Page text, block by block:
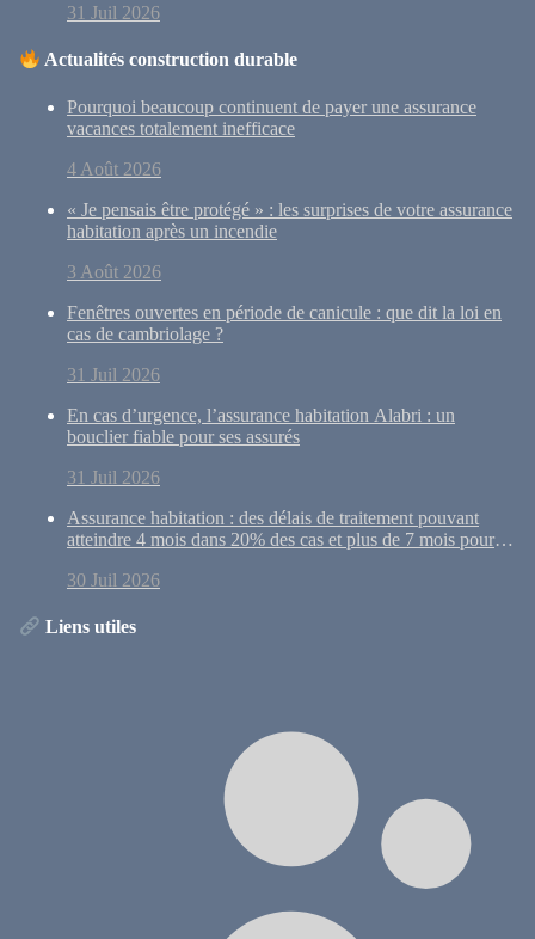
31 Juil 2026
Actualités construction durable
Pourquoi beaucoup continuent de payer une assurance
vacances totalement inefficace
4 Août 2026
« Je pensais être protégé » : les surprises de votre assurance
habitation après un incendie
3 Août 2026
Fenêtres ouvertes en période de canicule : que dit la loi en
cas de cambriolage ?
31 Juil 2026
En cas d’urgence, l’assurance habitation Alabri : un
bouclier fiable pour ses assurés
31 Juil 2026
Assurance habitation : des délais de traitement pouvant
atteindre 4 mois dans 20% des cas et plus de 7 mois pour
30 Juil 2026
Liens utiles